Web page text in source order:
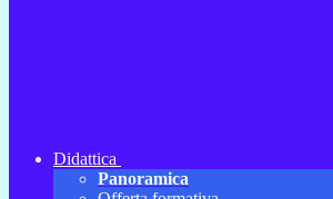
Didattica
Panoramica